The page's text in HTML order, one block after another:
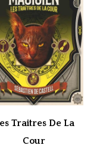
Traitres De La
Cour